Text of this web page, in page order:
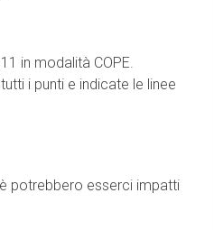
in modalità COPE.
i punti e indicate le linee
potrebbero esserci impatti